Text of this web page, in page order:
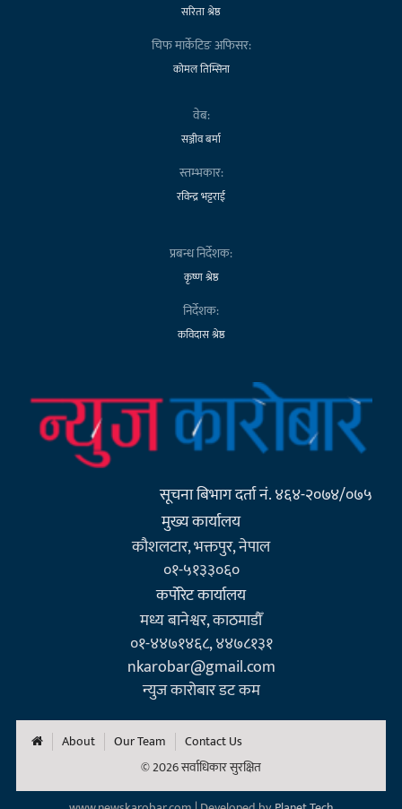
सरिता श्रेष्ठ
चिफ मार्केटिङ अफिसर:
कोमल तिम्सिना
वेब:
सञ्जीव बर्मा
स्तम्भकार:
रविन्द्र भट्टराई
प्रबन्ध निर्देशक:
कृष्ण श्रेष्ठ
निर्देशक:
कविदास श्रेष्ठ
सूचना बिभाग दर्ता नं. ४६४-२०७४/०७५
मुख्य कार्यालय
कौशलटार, भक्तपुर, नेपाल
०१-५१३३०६०
कर्पाेरेट कार्यालय
मध्य बानेश्वर, काठमाडौँ
०१-४४७१४६८, ४४७८१३१
nkarobar@gmail.com
न्युज कारोबार डट कम
About Our Team
Contact Us
© 2026 सर्वाधिकार सुरक्षित